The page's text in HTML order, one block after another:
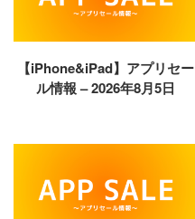
【iPhone&iPad】アプリセー
ル情報 – 2026年8月5日